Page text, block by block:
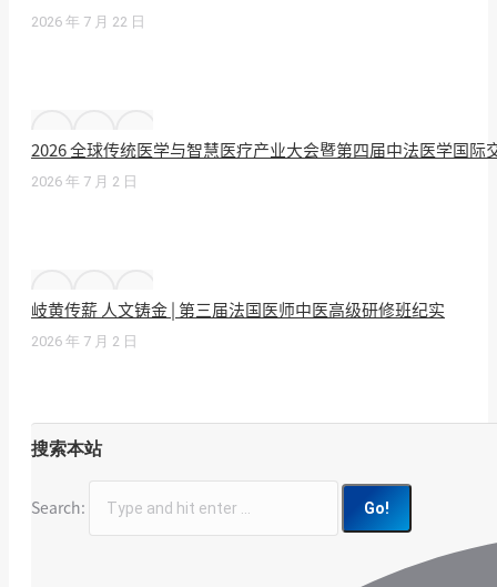
2026 年 7 月 22 日
2026 全球传统医学与智慧医疗产业大会暨第四届中法医学国际
2026 年 7 月 2 日
岐黄传薪 人文铸金 | 第三届法国医师中医高级研修班纪实
2026 年 7 月 2 日
搜索本站
Search: